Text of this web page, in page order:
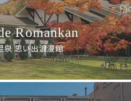
Romankan
泉 思い出浪漫館